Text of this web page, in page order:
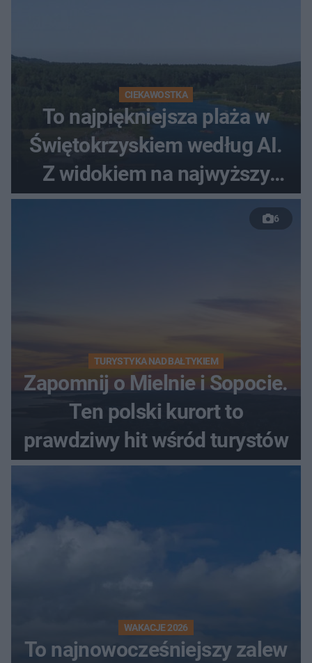
CIEKAWOSTKA
To najpiękniejsza plaża w
Świętokrzyskiem według AI.
Z widokiem na najwyższy
szczyt Gór Świętokrzyskich
6
TURYSTYKA NAD BAŁTYKIEM
Zapomnij o Mielnie i Sopocie.
Ten polski kurort to
prawdziwy hit wśród turystów
WAKACJE 2026
To najnowocześniejszy zalew